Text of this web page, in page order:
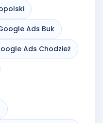
Ads Buk
Ads Chodzież